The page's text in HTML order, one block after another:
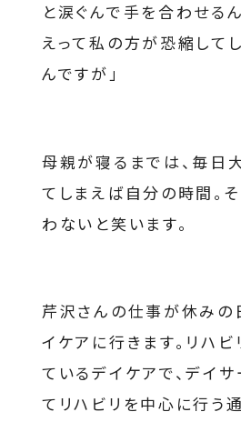
と涙ぐんで手を合わせる
えって私の方が恐縮して
んですが」
母親が寝るまでは、毎日
てしまえば自分の時間。
わないと笑います。
芹沢さんの仕事が休みの
イケアに行きます。リハ
ているデイケアで、デイ
てリハビリを中心に行う